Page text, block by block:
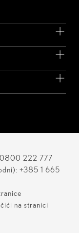
0800 222 777
+385 1 665
na stranici